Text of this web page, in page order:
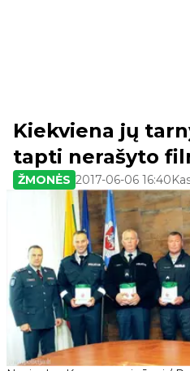
Kiekviena jų
tapti nerašyto
ŽMONĖS 2017-06-06 16:40